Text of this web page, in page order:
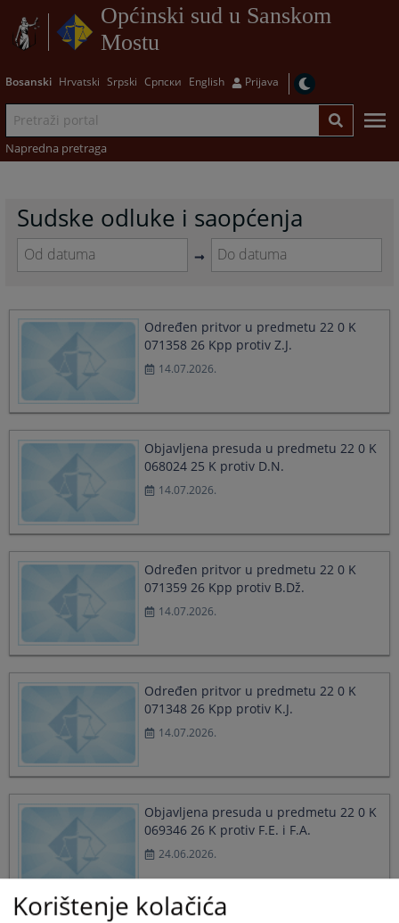
Općinski sud u Sanskom
Mostu
Bosanski Hrvatski Srpski Српски English Prijava
Napredna pretraga
Sudske odluke i saopćenja
to
interact
calendar
and
select
a
date.
question
mark
key
to
get
keyboard
shortcuts
changing
dates.
to
interact
with
the
select
a
date.
Press
the
question
key
to
get
the
keyboard
shortcuts
changing
dates.
Određen pritvor u predmetu 22 0 K
071358 26 Kpp protiv Z.J.
14.07.2026.
Objavljena presuda u predmetu 22 0 K
068024 25 K protiv D.N.
14.07.2026.
Određen pritvor u predmetu 22 0 K
071359 26 Kpp protiv B.Dž.
14.07.2026.
Određen pritvor u predmetu 22 0 K
071348 26 Kpp protiv K.J.
14.07.2026.
Objavljena presuda u predmetu 22 0 K
069346 26 K protiv F.E. i F.A.
24.06.2026.
Korištenje kolačića